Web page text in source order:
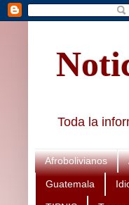
Toda la
Afrobolivianos
Guatemala